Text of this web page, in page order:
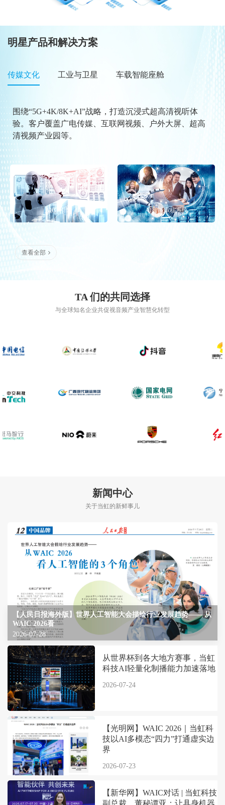
明星产品和解决方案
传媒文化 工业与卫星 车载智能座舱
围绕“5G+4K/8K+AI”战略，打造沉浸式超高清视听体
验。客户覆盖广电传媒、互联网视频、户外大屏、超高
清视频产业园等。
AIGC引擎 AI智能审核系统
查看全部
TA 们的共同选择
与全球知名企业共促视音频产业智慧化转型
新闻中心
关于当虹的新鲜事儿
【人民日报海外版】世界人工智能大会描绘行业发展趋势—— 从
WAIC 2026看
2026-07-28
从世界杯到各大地方赛事，当虹
科技AI轻量化制播能力加速落地
2026-07-24
【光明网】WAIC 2026｜当虹科
技以AI多模态“四力”打通虚实边
界
2026-07-23
【新华网】WAIC对话 | 当虹科技
副总裁、董秘谭亚：让具身机器